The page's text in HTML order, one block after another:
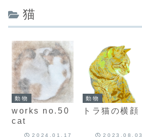
猫
動物
works no.50
cat
2024.01.17
動物
トラ猫の横顔
2023.08.03